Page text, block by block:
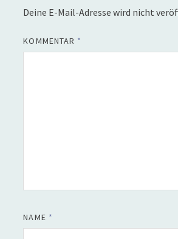
Deine E-Mail-Adresse wird nicht
KOMMENTAR *
NAME *